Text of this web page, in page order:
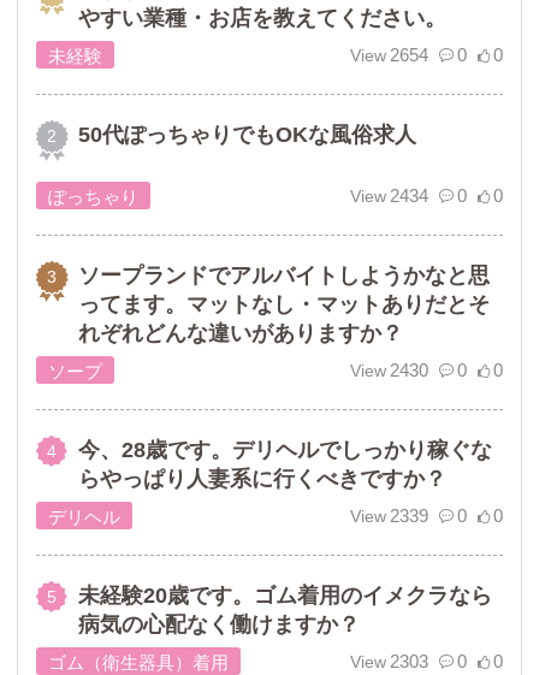
やすい業種・お店を教えてください。
未経験 2654 0 0
50代ぽっちゃりでもOKな風俗求人
ぽっちゃり 2434 0 0
ソープランドでアルバイトしようかなと思
ってます。マットなし・マットありだとそ
れぞれどんな違いがありますか？
ソープ 2430 0 0
今、28歳です。デリヘルでしっかり稼ぐな
らやっぱり人妻系に行くべきですか？
デリヘル 2339 0 0
未経験20歳です。ゴム着用のイメクラなら
病気の心配なく働けますか？
ゴム（衛生器具）着用 2303 0 0